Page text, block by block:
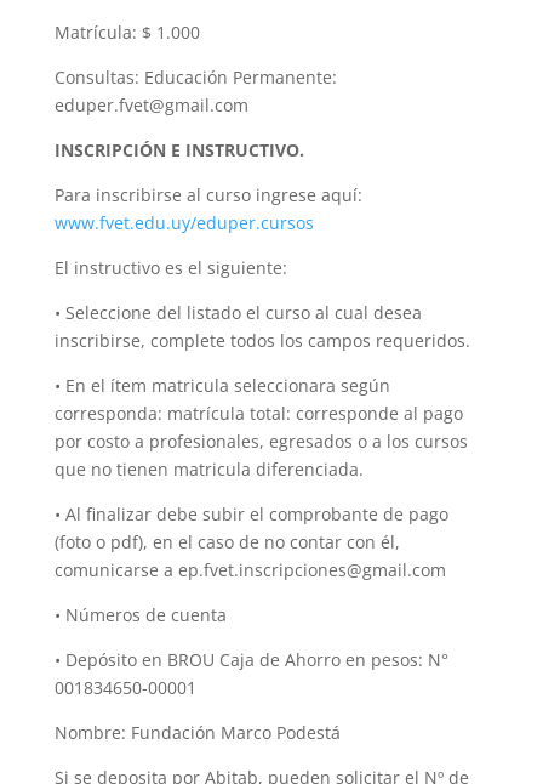
Matrícula: $ 1.000
Consultas: Educación Permanente:
eduper.fvet@gmail.com
INSCRIPCIÓN E INSTRUCTIVO.
Para inscribirse al curso ingrese aquí:
www.fvet.edu.uy/eduper.cursos
El instructivo es el siguiente:
• Seleccione del listado el curso al cual desea
inscribirse, complete todos los campos requeridos.
• En el ítem matricula seleccionara según
corresponda: matrícula total: corresponde al pago
por costo a profesionales, egresados o a los cursos
que no tienen matricula diferenciada.
• Al finalizar debe subir el comprobante de pago
(foto o pdf), en el caso de no contar con él,
comunicarse a ep.fvet.inscripciones@gmail.com
• Números de cuenta
• Depósito en BROU Caja de Ahorro en pesos: N°
001834650-00001
Nombre: Fundación Marco Podestá
Si se deposita por Abitab, pueden solicitar el Nº de